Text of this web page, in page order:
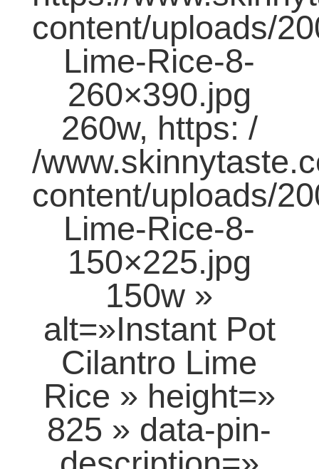
content/uploads/
Lime-Rice-8-
260×390.jpg
260w, https: /
/
content/uploads/
Lime-Rice-8-
150×225.jpg
150w »
alt=»Instant Pot
Cilantro Lime
Rice » height=»
825 » data-pin-